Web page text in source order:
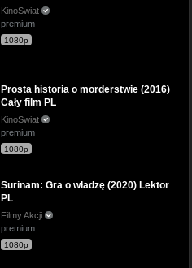
KinoSwiat
premium
1080p
Prosta historia o morderstwie (2016)
Cały film PL
KinoSwiat
premium
1080p
Surinam: Gra o władzę (2020) Lektor
PL
Filmy Akcji
premium
1080p